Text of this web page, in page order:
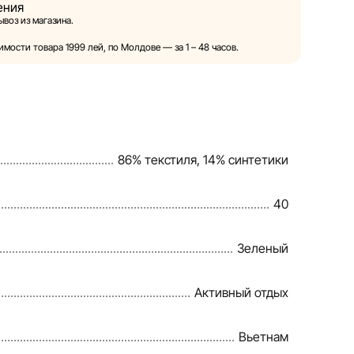
право в одностороннем порядке и без
вносить изменения в описания, характеристики
Изображения, представленные на сайте,
уведомления.
и обновляет информацию на сайте, чтобы
из магазина.
товара 1999 лей, по Молдове — за 1 – 48 часов.
86% текстиля, 14% синтетики
40
Зеленый
Активный отдых
Вьетнам